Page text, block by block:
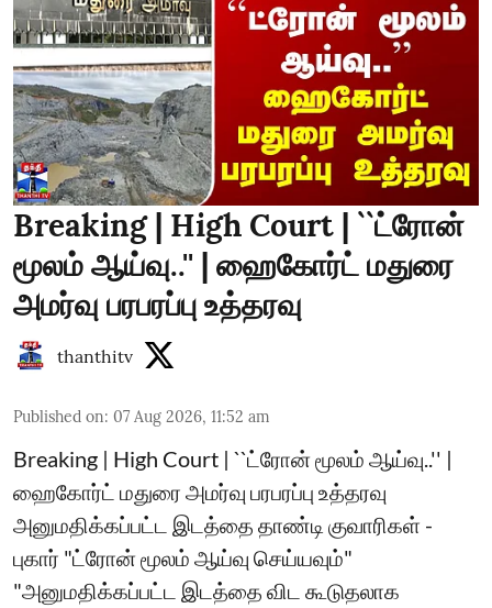
Breaking | High Court | ``ட்ரோன்
மூலம் ஆய்வு..'' | ஹைகோர்ட் மதுரை
அமர்வு பரபரப்பு உத்தரவு
thanthitv
Published on: 07 Aug 2026, 11:52 am
Breaking | High Court | ``ட்ரோன் மூலம் ஆய்வு..'' |
ஹைகோர்ட் மதுரை அமர்வு பரபரப்பு உத்தரவு
அனுமதிக்கப்பட்ட இடத்தை தாண்டி குவாரிகள் -
புகார் "ட்ரோன் மூலம் ஆய்வு செய்யவும்"
"அனுமதிக்கப்பட்ட இடத்தை விட கூடுதலாக